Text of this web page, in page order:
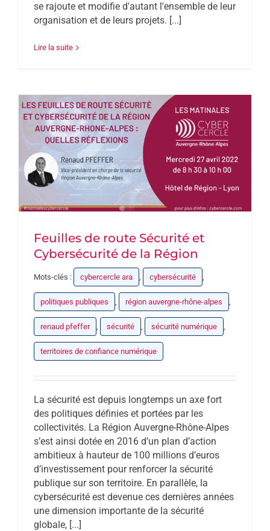
se rajoute et modifie d'autant l'ensemble de leur
organisation et de leurs projets. [...]
Lire la suite
Feuilles de route Sécurité et
Cybersécurité de la Région
Mots-clés : cybercercle ara , cybersécurité ,
politiques publiques , région auvergne-rhône-alpes ,
renaud pfeffer , sécurité , sécurité numérique ,
territoires de confiance numérique
La sécurité est depuis longtemps un axe fort
des politiques définies et portées par les
collectivités. La Région Auvergne-Rhône-Alpes
s’est ainsi dotée en 2016 d’un plan d’action
ambitieux à hauteur de 100 millions d’euros
d’investissement pour renforcer la sécurité
publique sur son territoire. En parallèle, la
cybersécurité est devenue ces dernières années
une dimension importante de la sécurité
globale, [...]